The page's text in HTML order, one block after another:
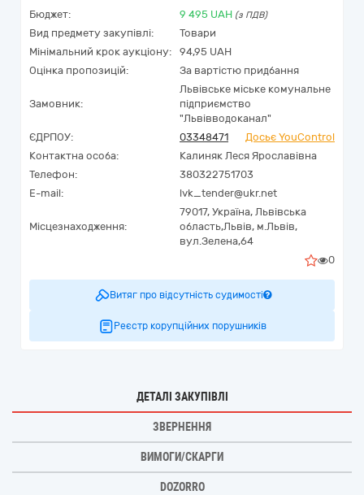
Бюджет: 9 495 UAH (з ПДВ)
Вид предмету закупівлі:
Товари
Мінімальний крок аукціону:
94,95 UAH
Оцінка пропозицій:
За вартістю придбання
Замовник:
Львівське міське комунальне
підприємство
"Львівводоканал"
ЄДРПОУ:
03348471
Досьє YouControl
Контактна особа:
Калиняк Леся Ярославівна
Телефон:
380322751703
E-mail:
lvk_tender@ukr.net
Місцезнаходження:
79017, Україна, Львівська
область,Львів, м.Львів,
вул.Зелена,64
0
Витяг про відсутність судимості
Реєстр корупційних порушників
ДЕТАЛІ ЗАКУПІВЛІ
ЗВЕРНЕННЯ
ВИМОГИ/СКАРГИ
DOZORRO